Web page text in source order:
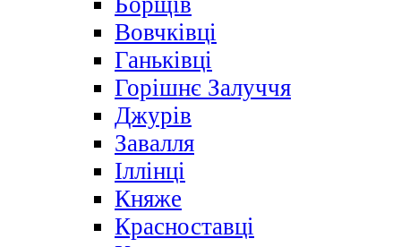
Вовчківці
Ганьківці
Горішнє Залуччя
Джурів
Завалля
Іллінці
Княже
Красноставці